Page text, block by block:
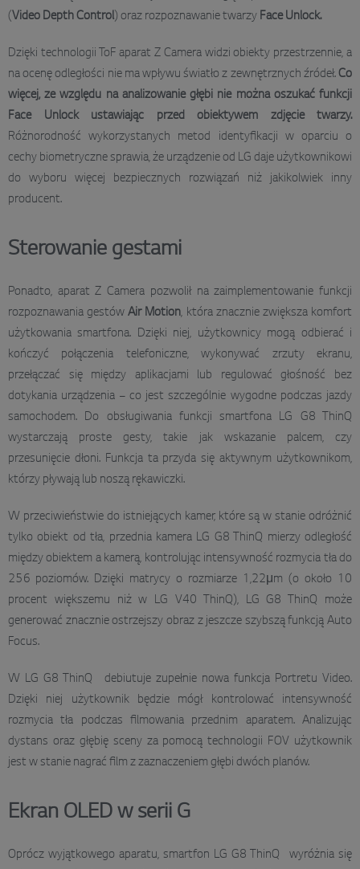
(Video Depth Control) oraz rozpoznawanie twarzy Face Unlock.
Dzięki technologii ToF aparat Z Camera widzi obiekty przestrzennie, a
na ocenę odległości nie ma wpływu światło z zewnętrznych źródeł.Co
więcej, ze względu na analizowanie głębi nie można oszukać funkcji
Face Unlock ustawiając przed obiektywem zdjęcie twarzy.
Różnorodność wykorzystanych metod identyfikacji w oparciu o
cechy biometryczne sprawia, że urządzenie od LG daje użytkownikowi
do wyboru więcej bezpiecznych rozwiązań niż jakikolwiek inny
producent.
Sterowanie gestami
Ponadto, aparat Z Camera pozwolił na zaimplementowanie funkcji
rozpoznawania gestówAir Motion, która znacznie zwiększa komfort
użytkowania smartfona. Dzięki niej, użytkownicy mogą odbierać i
kończyć połączenia telefoniczne, wykonywać zrzuty ekranu,
przełączać się między aplikacjami lub regulować głośność bez
dotykania urządzenia – co jest szczególnie wygodne podczas jazdy
samochodem. Do obsługiwania funkcji smartfona LG G8 ThinQ
wystarczają proste gesty, takie jak wskazanie palcem, czy
przesunięcie dłoni. Funkcja ta przyda się aktywnym użytkownikom,
którzy pływają lub noszą rękawiczki.
W przeciwieństwie do istniejących kamer, które są w stanie odróżnić
tylko obiekt od tła, przednia kamera LG G8 ThinQ mierzy odległość
między obiektem a kamerą, kontrolując intensywność rozmycia tła do
256 poziomów. Dzięki matrycy o rozmiarze 1,22μm (o około 10
procent większemu niż w LG V40 ThinQ), LG G8 ThinQ może
generować znacznie ostrzejszy obraz z jeszcze szybszą funkcją Auto
Focus.
W LG G8 ThinQ debiutuje zupełnie nowa funkcja Portretu Video.
Dzięki niej użytkownik będzie mógł kontrolować intensywność
rozmycia tła podczas filmowania przednim aparatem. Analizując
dystans oraz głębię sceny za pomocą technologii FOV użytkownik
jest w stanie nagrać film z zaznaczeniem głębi dwóch planów.
Ekran OLED w serii G
Oprócz wyjątkowego aparatu, smartfon LG G8 ThinQ wyróżnia się